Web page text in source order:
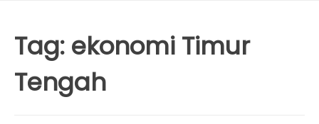
Tag: ekonomi Timur
Tengah